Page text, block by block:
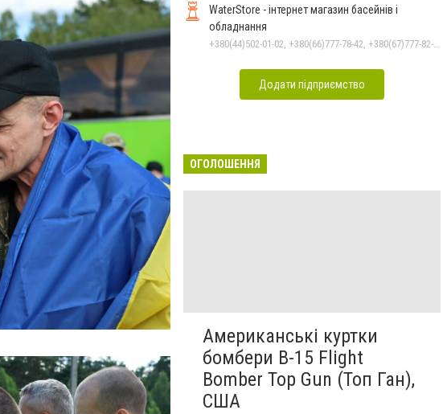
WaterStore - інтернет магазин басейнів і
обладнання
+380(44)502-01-02, +380(66)777-78-42, +380(67)777-82-19, +380(67)890-80-80, +380(73)890-80-80, +380(44)502-01-03
Додати підприємство
ОГОЛОШЕННЯ
Американські куртки
бомбери B-15 Flight
Bomber Top Gun (Топ Ган),
США